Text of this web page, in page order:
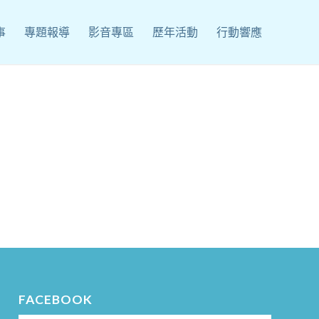
專題報導 影音專區 歷年活動 行動響應
FACEBOOK